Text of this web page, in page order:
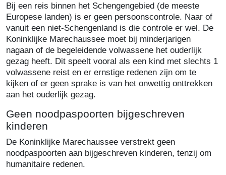
Bij een reis binnen het Schengengebied (de meeste
Europese landen) is er geen persoonscontrole. Naar of
vanuit een niet-Schengenland is die controle er wel. De
Koninklijke Marechaussee moet bij minderjarigen
nagaan of de begeleidende volwassene het ouderlijk
gezag heeft. Dit speelt vooral als een kind met slechts 1
volwassene reist en er ernstige redenen zijn om te
kijken of er geen sprake is van het onwettig onttrekken
aan het ouderlijk gezag.
Geen noodpaspoorten bijgeschreven
kinderen
De Koninklijke Marechaussee verstrekt geen
noodpaspoorten aan bijgeschreven kinderen, tenzij om
humanitaire redenen.